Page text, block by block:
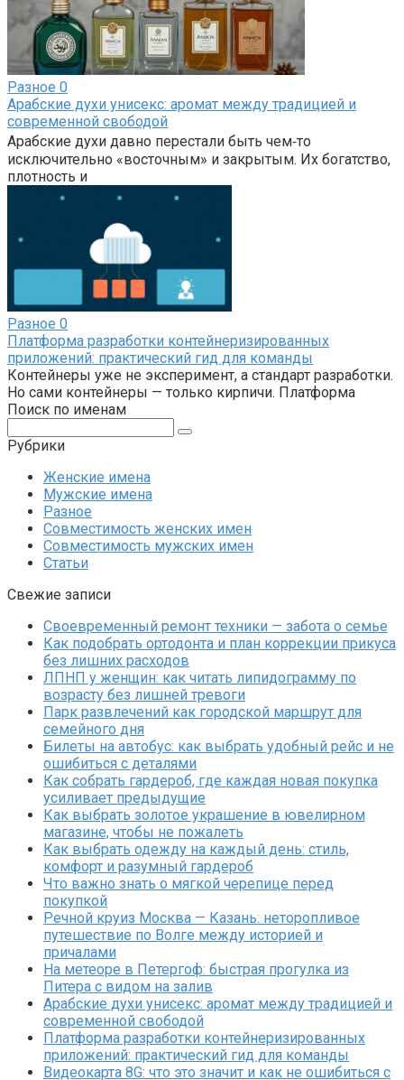
Разное 0
Арабские духи унисекс: аромат между традицией и
современной свободой
Арабские духи давно перестали быть чем‑то
исключительно «восточным» и закрытым. Их богатство,
плотность и
Разное 0
Платформа разработки контейнеризированных
приложений: практический гид для команды
Контейнеры уже не эксперимент, а стандарт разработки.
Но сами контейнеры — только кирпичи. Платформа
Поиск по именам
Рубрики
Женские имена
Мужские имена
Разное
Совместимость женских имен
Совместимость мужских имен
Статьи
Свежие записи
Своевременный ремонт техники — забота о семье
Как подобрать ортодонта и план коррекции прикуса
без лишних расходов
ЛПНП у женщин: как читать липидограмму по
возрасту без лишней тревоги
Парк развлечений как городской маршрут для
семейного дня
Билеты на автобус: как выбрать удобный рейс и не
ошибиться с деталями
Как собрать гардероб, где каждая новая покупка
усиливает предыдущие
Как выбрать золотое украшение в ювелирном
магазине, чтобы не пожалеть
Как выбрать одежду на каждый день: стиль,
комфорт и разумный гардероб
Что важно знать о мягкой черепице перед
покупкой
Речной круиз Москва — Казань: неторопливое
путешествие по Волге между историей и
причалами
На метеоре в Петергоф: быстрая прогулка из
Питера с видом на залив
Арабские духи унисекс: аромат между традицией и
современной свободой
Платформа разработки контейнеризированных
приложений: практический гид для команды
Видеокарта 8G: что это значит и как не ошибиться с